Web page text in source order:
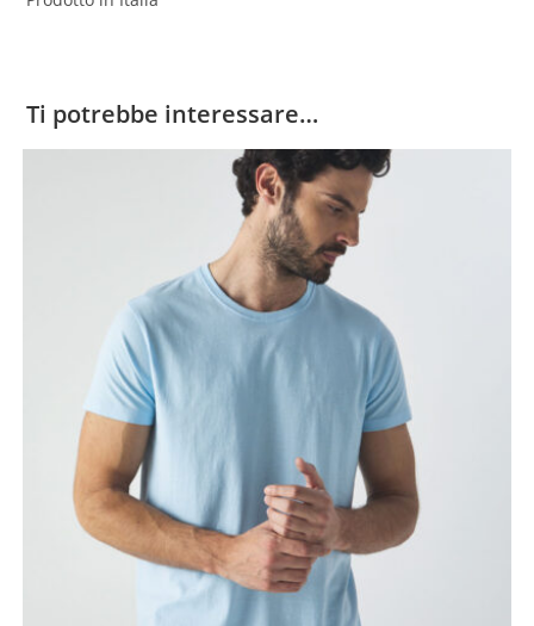
Ti potrebbe interessare…